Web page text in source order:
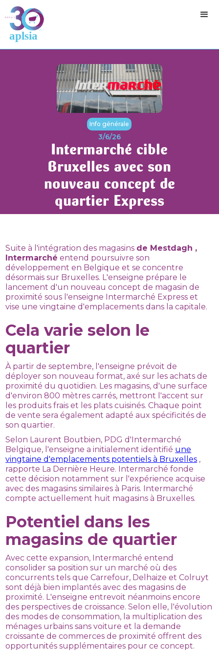
Info générale
3/6/26
Intermarché cible
Bruxelles avec son
nouveau concept de
quartier Express
Suite à l'intégration des magasins de Mestdagh ,
Intermarché entend poursuivre son
développement en Belgique et se concentre
désormais sur Bruxelles. L'enseigne prépare le
lancement d'un nouveau concept de magasin de
proximité sous l'enseigne Intermarché Express et
vise une vingtaine d'emplacements dans la capitale.
Cela varie selon le
quartier
À partir de septembre, l'enseigne prévoit de
déployer son nouveau format, axé sur les achats de
proximité du quotidien. Les magasins, d'une surface
d'environ 800 mètres carrés, mettront l'accent sur
les produits frais et les plats cuisinés. Chaque point
de vente sera également adapté aux spécificités de
son quartier.
Selon Laurent Boutbien, PDG d'Intermarché
Belgique, l'enseigne a initialement identifié une
vingtaine d'emplacements potentiels à Bruxelles ,
rapporte La Dernière Heure. Intermarché fonde
cette décision notamment sur l'expérience acquise
avec des magasins similaires à Paris. Intermarché
compte actuellement huit magasins à Bruxelles.
Potentiel dans les
magasins de quartier
Avec cette expansion, Intermarché entend
consolider sa position sur un marché où des
concurrents tels que Carrefour, Delhaize et Colruyt
sont déjà bien implantés avec des magasins de
proximité. L'enseigne entrevoit néanmoins encore
des perspectives de croissance. Selon elle, l'évolution
des modes de consommation, la multiplication des
ménages urbains sans voiture et la demande
croissante de commerces de proximité offrent des
opportunités supplémentaires pour ce concept.